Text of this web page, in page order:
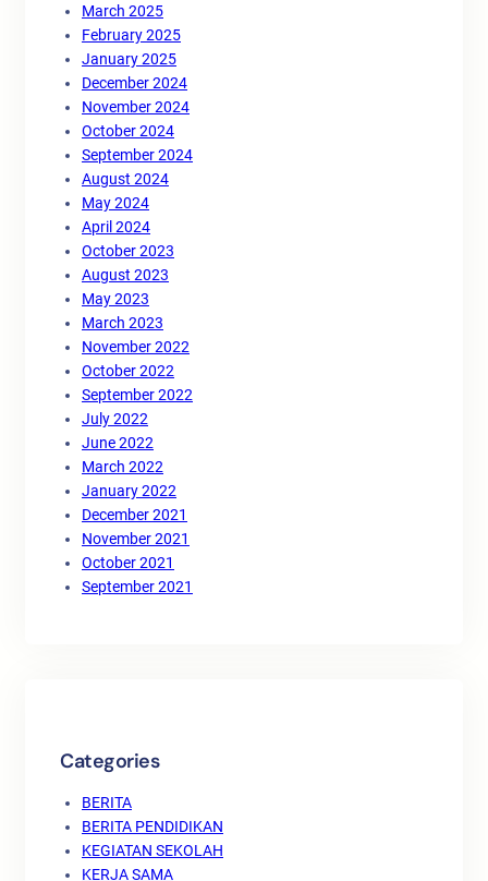
March 2025
February 2025
January 2025
December 2024
November 2024
October 2024
September 2024
August 2024
May 2024
April 2024
October 2023
August 2023
May 2023
March 2023
November 2022
October 2022
September 2022
July 2022
June 2022
March 2022
January 2022
December 2021
November 2021
October 2021
September 2021
Categories
BERITA
BERITA PENDIDIKAN
KEGIATAN SEKOLAH
KERJA SAMA